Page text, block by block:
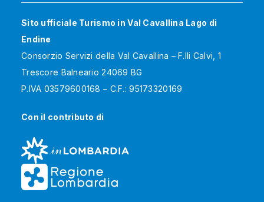
Sito ufficiale Turismo in Val Cavallina Lago di
Endine
Consorzio Servizi della Val Cavallina – F.lli Calvi, 1
Trescore Balneario 24069 BG
P.IVA 03579600168 – C.F.: 95173320169
Con il contributo di